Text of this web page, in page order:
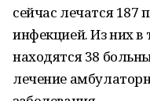
сейчас лечатся 187
инфекцией. Из них
находятся 38
лечение